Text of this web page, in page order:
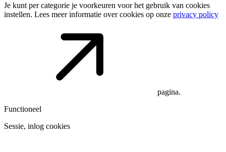
Je kunt per categorie je voorkeuren voor het gebruik van cookies
instellen. Lees meer informatie over cookies op onze privacy policy
pagina.
Functioneel
Sessie, inlog cookies